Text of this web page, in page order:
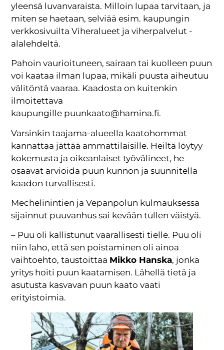
yleensä luvanvaraista. Milloin lupaa tarvitaan, ja
miten se haetaan, selviää esim. kaupungin
verkkosivuilta Viheralueet ja viherpalvelut -
alalehdeltä.
Pahoin vaurioituneen, sairaan tai kuolleen puun
voi kaataa ilman lupaa, mikäli puusta aiheutuu
välitöntä vaaraa. Kaadosta on kuitenkin
ilmoitettava
kaupungille puunkaato@hamina.fi.
Varsinkin taajama-alueella kaatohommat
kannattaa jättää ammattilaisille. Heiltä löytyy
kokemusta ja oikeanlaiset työvälineet, he
osaavat arvioida puun kunnon ja suunnitella
kaadon turvallisesti.
Mechelinintien ja Vepanpolun kulmauksessa
sijainnut puuvanhus sai kevään tullen väistyä.
– Puu oli kallistunut vaarallisesti tielle. Puu oli
niin laho, että sen poistaminen oli ainoa
vaihtoehto, taustoittaa Mikko Hanska, jonka
yritys hoiti puun kaatamisen. Lähellä tietä ja
asutusta kasvavan puun kaato vaati
erityistoimia.